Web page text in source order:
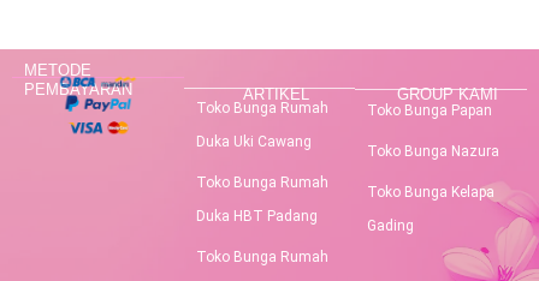
METODE
PEMBAYARAN
ARTIKEL
Toko Bunga Rumah
Duka Uki Cawang
Toko Bunga Rumah
Duka HBT Padang
Toko Bunga Rumah
GROUP KAMI
Toko Bunga Papan
Toko Bunga Nazura
Toko Bunga Kelapa
Gading